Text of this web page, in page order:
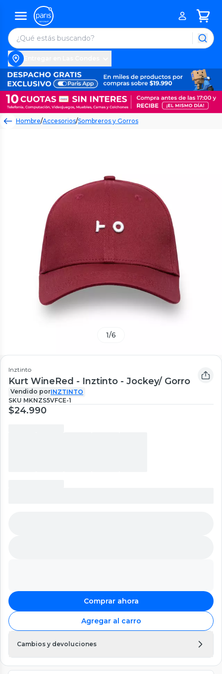
Hombre/Accesorios/Sombreros y Gorros
1/6
Inztinto
Kurt WineRed - Inztinto - Jockey/ Gorro
Vendido porINZTINTO
SKU MKNZS5VFCE-1
$24.990
Comprar ahora
Agregar al carro
Cambios y devoluciones